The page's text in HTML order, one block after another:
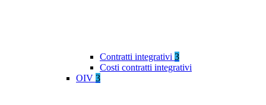
Contratti integrativi 3
Costi contratti integrativi
OIV 3